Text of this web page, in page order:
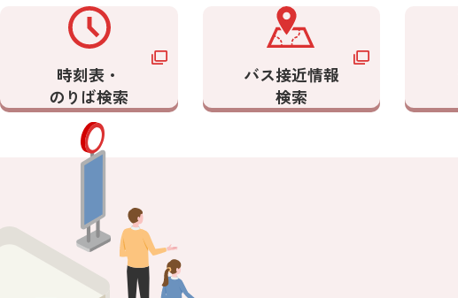
時刻表・
のりば検索
バス接近情報
検索